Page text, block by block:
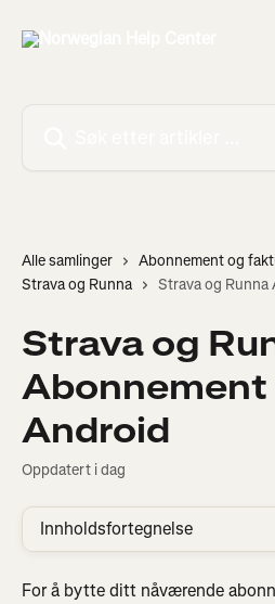
Alle samlinger
Abonnement og
Strava og Runna
Strava og
Strava og
Android
Oppdatert i dag
Innholdsfortegnelse
For å bytte ditt nåværende